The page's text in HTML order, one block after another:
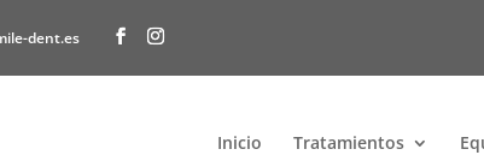
dent.es
Inicio Tratamientos